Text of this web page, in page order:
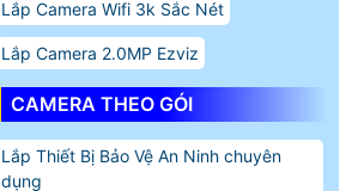
Lắp Camera Wifi 3k Sắc Nét
Lắp Camera 2.0MP Ezviz
CAMERA THEO GÓI
Lắp Thiết Bị Bảo Vệ An Ninh chuyên
dụng